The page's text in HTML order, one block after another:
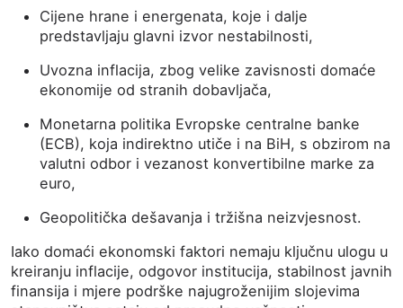
Cijene hrane i energenata, koje i dalje
predstavljaju glavni izvor nestabilnosti,
Uvozna inflacija, zbog velike zavisnosti domaće
ekonomije od stranih dobavljača,
Monetarna politika Evropske centralne banke
(ECB), koja indirektno utiče i na BiH, s obzirom na
valutni odbor i vezanost konvertibilne marke za
euro,
Geopolitička dešavanja i tržišna neizvjesnost.
Iako domaći ekonomski faktori nemaju ključnu ulogu u
kreiranju inflacije, odgovor institucija, stabilnost javnih
finansija i mjere podrške najugroženijim slojevima